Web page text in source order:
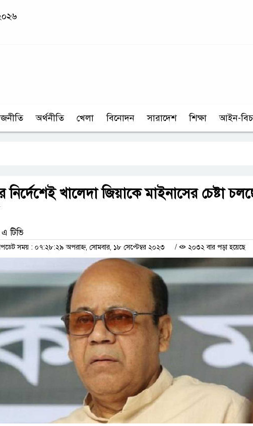
অর্থনীতি খেলা বিনোদন সারাদেশ শিক্ষা আইন-
নির্দেশেই খালেদা জিয়াকে মাইনাসের চেষ্টা
টিভি
সময় : ০৭:২৮:২৯ অপরাহ্ন, সোমবার, ১৮ সেপ্টেম্বর ২০২৩ / ২০৩২ বার পড়া হয়েছে